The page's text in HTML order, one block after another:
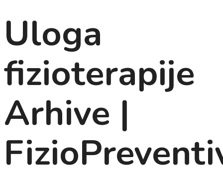
Uloga
fizioterapije
Arhive |